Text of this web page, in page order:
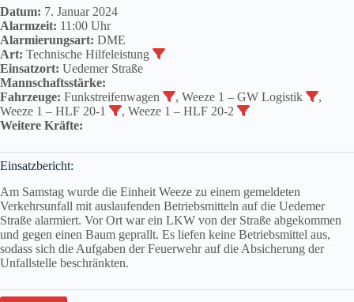
Datum: 7. Januar 2024
Alarmzeit: 11:00 Uhr
Alarmierungsart: DME
Art: Technische Hilfeleistung
Einsatzort: Uedemer Straße
Mannschaftsstärke:
Fahrzeuge: Funkstreifenwagen , Weeze 1 – GW Logistik
,
Weeze 1 – HLF 20-1
, Weeze 1 – HLF 20-2
Weitere Kräfte:
Einsatzbericht:
Am Samstag wurde die Einheit Weeze zu einem gemeldeten
Verkehrsunfall mit auslaufenden Betriebsmitteln auf die Uedemer
Straße alarmiert. Vor Ort war ein LKW von der Straße abgekommen
und gegen einen Baum geprallt. Es liefen keine Betriebsmittel aus,
sodass sich die Aufgaben der Feuerwehr auf die Absicherung der
Unfallstelle beschränkten.